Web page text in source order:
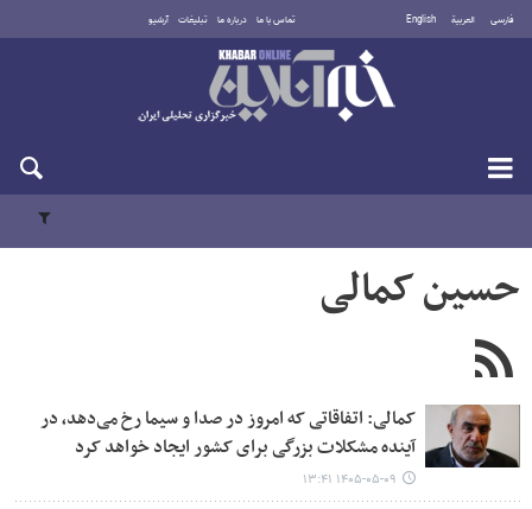
فارسی العربية English تماس با ما درباره ما تبلیغات آرشیو
یکشنبه ۱۸ مرداد ۱۴۰۵
حسین کمالی
کمالی: اتفاقاتی که امروز در صدا و سیما رخ می‌دهد، در
آینده مشکلات بزرگی برای کشور ایجاد خواهد کرد
۱۴۰۵-۰۵-۰۹ ۱۳:۴۱